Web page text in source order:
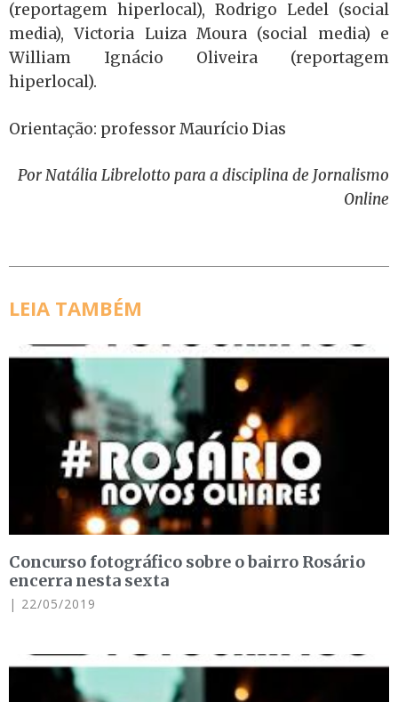
(reportagem hiperlocal), Rodrigo Ledel (social
media), Victoria Luiza Moura (social media) e
William Ignácio Oliveira (reportagem
hiperlocal).
Orientação: professor Maurício Dias
Por Natália Librelotto para a disciplina de Jornalismo
Online
LEIA TAMBÉM
Concurso fotográfico sobre o bairro Rosário
encerra nesta sexta
22/05/2019